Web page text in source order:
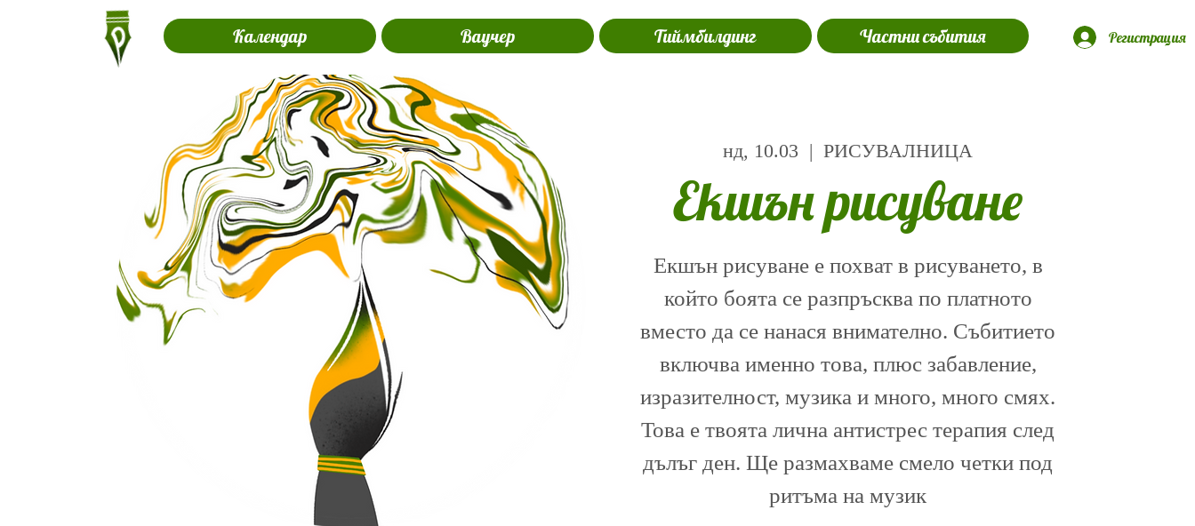
Календар Ваучер Тиймбилдинг Частни събития Регистрация
нд, 10.03
  |
РИСУВАЛНИЦА
Екшън рисуване
Екшън рисуване е похват в рисуването, в
който боята се разпръсква по платното
вместо да се нанася внимателно. Събитието
включва именно това, плюс забавление,
изразителност, музика и много, много смях.
Това е твоята лична антистрес терапия след
дълъг ден. Ще размахваме смело четки под
ритъма на музик